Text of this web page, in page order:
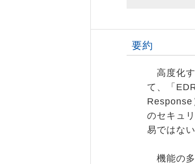
要約
高度化す
て、「
Response
のセキュ
易ではない
機能の多